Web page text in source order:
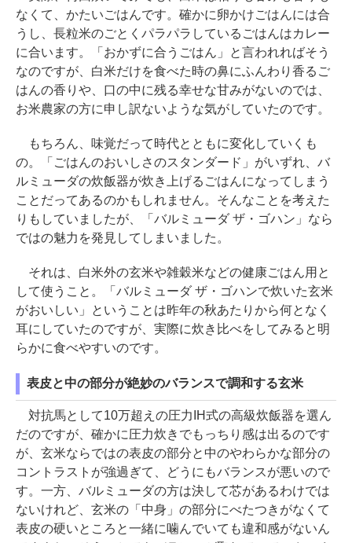
なくて、かたいごはんです。確かに卵かけごはんには合
うし、長粒米のごとくパラパラしているごはんはカレー
に合います。「おかずに合うごはん」と言われればそう
なのですが、白米だけを食べた時の鼻にふんわり香るご
はんの香りや、口の中に残る幸せな甘みがないのでは、
お米農家の方に申し訳ないような気がしていたのです。
もちろん、味覚だって時代とともに変化していくも
の。「ごはんのおいしさのスタンダード」がいずれ、バ
ルミューダの炊飯器が炊き上げるごはんになってしまう
ことだってあるのかもしれません。そんなことを考えた
りもしていましたが、「バルミューダ ザ・ゴハン」なら
ではの魅力を発見してしまいました。
それは、白米外の玄米や雑穀米などの健康ごはん用と
して使うこと。「バルミューダ ザ・ゴハンで炊いた玄米
がおいしい」ということは昨年の秋あたりから何となく
耳にしていたのですが、実際に炊き比べをしてみると明
らかに食べやすいのです。
表皮と中の部分が絶妙のバランスで調和する玄米
対抗馬として10万超えの圧力IH式の高級炊飯器を選ん
だのですが、確かに圧力炊きでもっちり感は出るのです
が、玄米ならではの表皮の部分と中のやわらかな部分の
コントラストが強過ぎて、どうにもバランスが悪いので
す。一方、バルミューダの方は決して芯があるわけでは
ないけれど、玄米の「中身」の部分にべたつきがなくて
表皮の硬いところと一緒に噛んでいても違和感がないん